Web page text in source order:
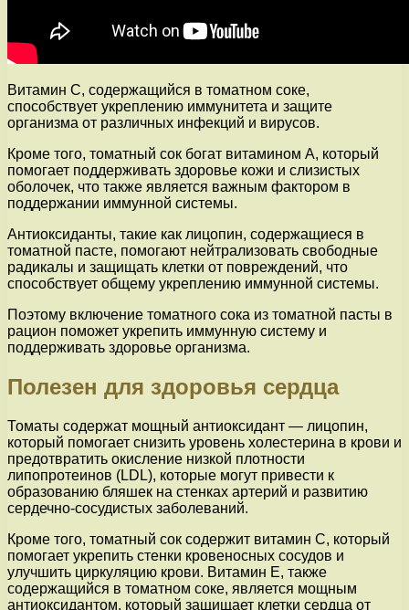
Витамин C, содержащийся в томатном соке,
способствует укреплению иммунитета и защите
организма от различных инфекций и вирусов.
Кроме того, томатный сок богат витамином A, который
помогает поддерживать здоровье кожи и слизистых
оболочек, что также является важным фактором в
поддержании иммунной системы.
Антиоксиданты, такие как лицопин, содержащиеся в
томатной пасте, помогают нейтрализовать свободные
радикалы и защищать клетки от повреждений, что
способствует общему укреплению иммунной системы.
Поэтому включение томатного сока из томатной пасты в
рацион поможет укрепить иммунную систему и
поддерживать здоровье организма.
Полезен для здоровья сердца
Томаты содержат мощный антиоксидант — лицопин,
который помогает снизить уровень холестерина в крови и
предотвратить окисление низкой плотности
липопротеинов (LDL), которые могут привести к
образованию бляшек на стенках артерий и развитию
сердечно-сосудистых заболеваний.
Кроме того, томатный сок содержит витамин С, который
помогает укрепить стенки кровеносных сосудов и
улучшить циркуляцию крови. Витамин Е, также
содержащийся в томатном соке, является мощным
антиоксидантом, который защищает клетки сердца от